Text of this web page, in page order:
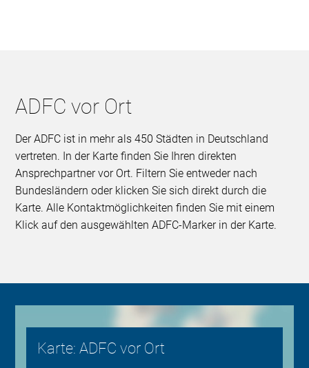
ADFC vor Ort
Der ADFC ist in mehr als 450 Städten in Deutschland
vertreten. In der Karte finden Sie Ihren direkten
Ansprechpartner vor Ort. Filtern Sie entweder nach
Bundesländern oder klicken Sie sich direkt durch die
Karte. Alle Kontaktmöglichkeiten finden Sie mit einem
Klick auf den ausgewählten ADFC-Marker in der Karte.
Karte: ADFC vor Ort